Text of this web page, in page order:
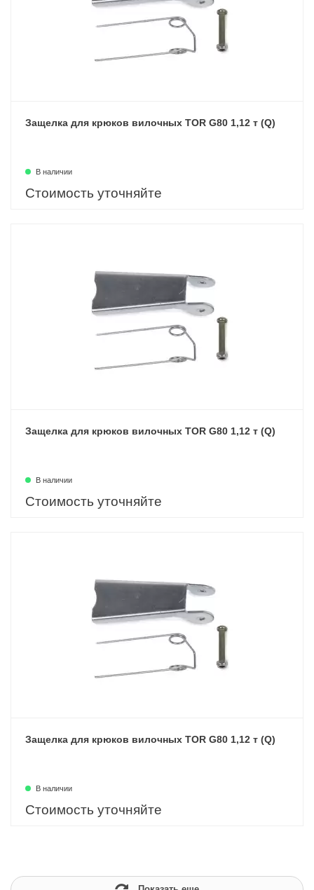
Защелка для крюков вилочных TOR G80 1,12 т (Q)
В наличии
Стоимость уточняйте
Защелка для крюков вилочных TOR G80 1,12 т (Q)
В наличии
Стоимость уточняйте
Защелка для крюков вилочных TOR G80 1,12 т (Q)
В наличии
Стоимость уточняйте